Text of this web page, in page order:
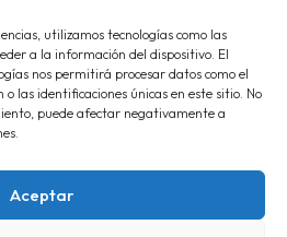
utilizamos tecnologías como las
a la información del dispositivo. El
nos permitirá procesar datos como el
las identificaciones únicas en este sitio. No
puede afectar negativamente a
Aceptar
Amparo Asesores
Política de Cookies
Accesibilidad